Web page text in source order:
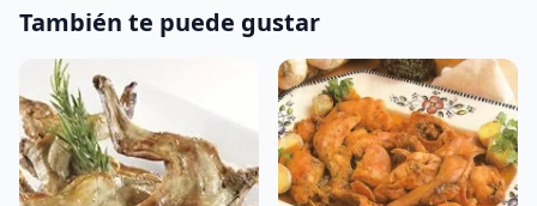
También te puede gustar